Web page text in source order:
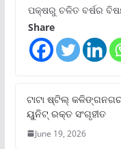
ପକ୍ଷରୁ ଚଳିତ ବର୍ଷର
Share
ଟାଟା ଷ୍ଟିଲ୍‌
ୟୁନିଟ୍‌ ରକ୍ତ ସଂଗୃହୀତ
June 19, 2026